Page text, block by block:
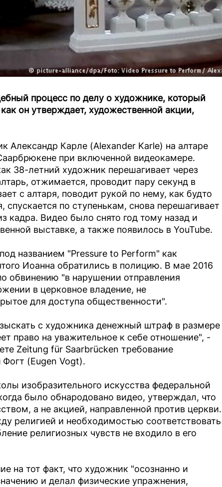
процесс по делу о художнике, который
он утверждает, художественной акции,
Александр Карле (Alexander Karle) на алтаре
при включенной видеокамере.
38-летний художник перешагивает через
отжимается, проводит пару секунд в
с алтаря, поводит рукой по нему, как будто
по ступенькам, снова перешагивает
кадра. Видео было снято год тому назад и
выставке, а также появилось в YouTube.
названием "Pressure to Perform" как
Иоанна обратились в полицию. В мае 2016
обвинению "в нарушении отправления
в церковное владение, не
для доступа общественности".
с художника денежный штраф в размере
право на уважительное к себе отношение", -
Zeitung für Saarbrücken требование
Фогт (Eugen Vogt).
изобразительного искусства федеральной
было обнародовано видео, утверждал, что
а не акцией, направленной против церкви.
религией и необходимостью соответствовать
религиозных чувств не входило в его
на тот факт, что художник "осознанно и
и делал физические упражнения,